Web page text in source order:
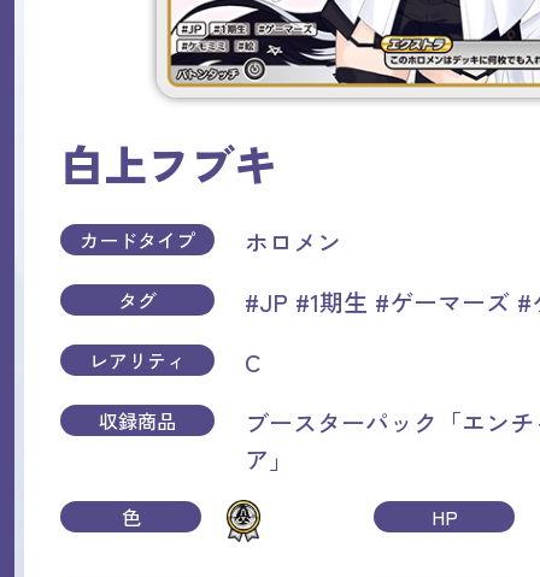
白上フブキ
カードタイプ ホロメン
タグ #JP #1期生 #ゲーマーズ #
レアリティ C
収録商品
ブースターパック「エン
ア」
色 HP